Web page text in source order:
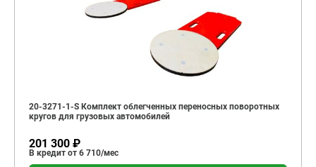
20-3271-1-S Комплект облегченных переносных поворотных
кругов для грузовых автомобилей
201 300 ₽
В кредит от 6 710/мес